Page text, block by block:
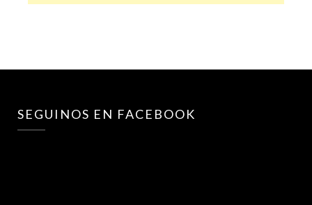
SEGUINOS EN FACEBOOK